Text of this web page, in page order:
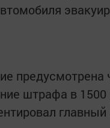
предусмотрена
штрафа в 1500
главный